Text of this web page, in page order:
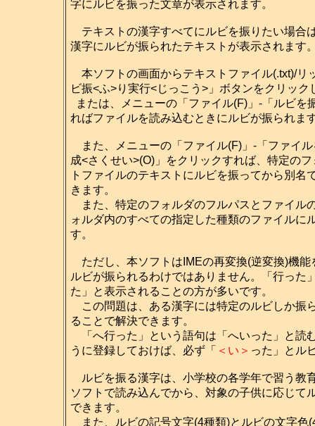
字にルビを振った文章が表示されます。
テキストの漢字すべてにルビを振りたい場合
漢字にルビが振られたテキストが表示されます
本ソフトの画面からテキストファイル(.txt)/リ
ビ振<ふ>り実行<じっこう>」ボタンをクリッ
または、メニューの「ファイル(F)」-「ルビを
ればファイルを読み込むときにルビが振られま
また、メニューの「ファイル(F)」-「ファイ
成<さくせい>(O)」をクリックすれば、特定の
トファイルのテキストにルビを振ってから別
きます。
また、特定のフォルダのフルパスとファイル
ォルダ内のすべての指定した種類のファイル
す。
ただし、本ソフトはIMEの再変換(逆変換)機
ルビが振られるわけではありません。「行った
た」と表示されることの方が多いです。
この問題は、ある漢字には特定のルビしか振
ることで解決できます。
「へ行った」という語句は「へいった」と読
うに登録しておけば、必ず「 ＜い＞ った」とル
ルビを振る漢字は、小学校の各学年で習う教
ソフトで読み込んでから、対象の子供に応じて
できます。
また、ルビの記号文字(4種類)とルビの文字色